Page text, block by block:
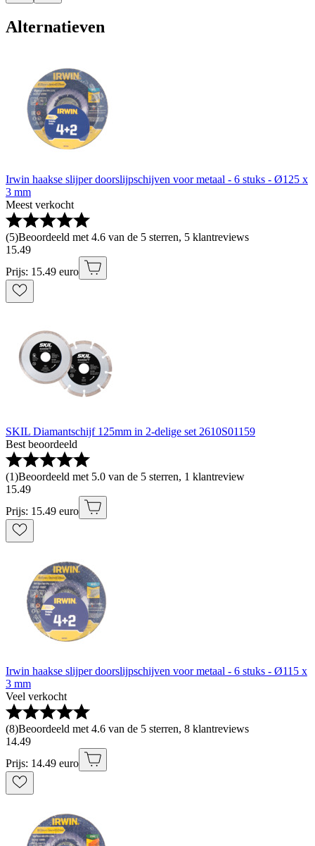
Alternatieven
Irwin haakse slijper doorslijpschijven voor metaal - 6 stuks - Ø125 x
3 mm
Meest verkocht
(5)Beoordeeld met 4.6 van de 5 sterren, 5 klantreviews
15.49
Prijs: 15.49 euro
SKIL Diamantschijf 125mm in 2-delige set 2610S01159
Best beoordeeld
(1)Beoordeeld met 5.0 van de 5 sterren, 1 klantreview
15.49
Prijs: 15.49 euro
Irwin haakse slijper doorslijpschijven voor metaal - 6 stuks - Ø115 x
3 mm
Veel verkocht
(8)Beoordeeld met 4.6 van de 5 sterren, 8 klantreviews
14.49
Prijs: 14.49 euro